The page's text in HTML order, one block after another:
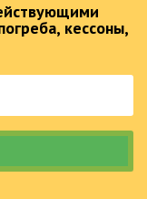
кессоны,